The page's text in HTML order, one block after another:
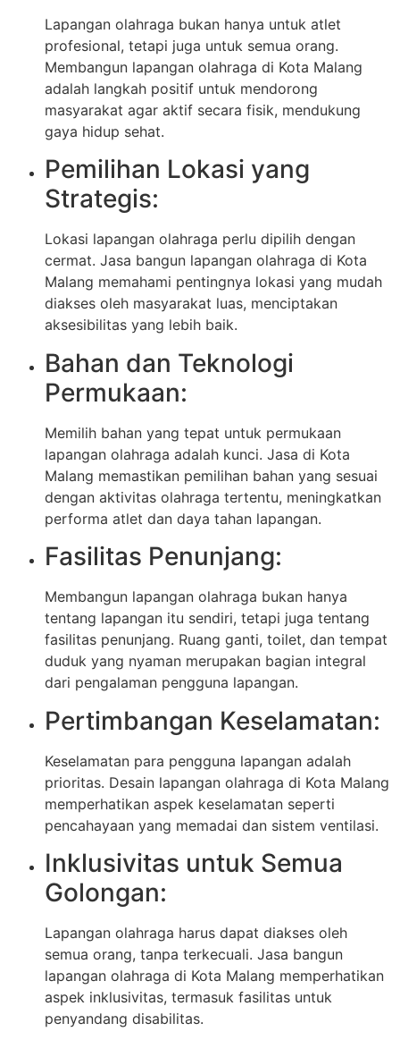
Lapangan olahraga bukan hanya untuk atlet
profesional, tetapi juga untuk semua orang.
Membangun lapangan olahraga di Kota Malang
adalah langkah positif untuk mendorong
masyarakat agar aktif secara fisik, mendukung
gaya hidup sehat.
Pemilihan Lokasi yang
Strategis:
Lokasi lapangan olahraga perlu dipilih dengan
cermat. Jasa bangun lapangan olahraga di Kota
Malang memahami pentingnya lokasi yang mudah
diakses oleh masyarakat luas, menciptakan
aksesibilitas yang lebih baik.
Bahan dan Teknologi
Permukaan:
Memilih bahan yang tepat untuk permukaan
lapangan olahraga adalah kunci. Jasa di Kota
Malang memastikan pemilihan bahan yang sesuai
dengan aktivitas olahraga tertentu, meningkatkan
performa atlet dan daya tahan lapangan.
Fasilitas Penunjang:
Membangun lapangan olahraga bukan hanya
tentang lapangan itu sendiri, tetapi juga tentang
fasilitas penunjang. Ruang ganti, toilet, dan tempat
duduk yang nyaman merupakan bagian integral
dari pengalaman pengguna lapangan.
Pertimbangan Keselamatan:
Keselamatan para pengguna lapangan adalah
prioritas. Desain lapangan olahraga di Kota Malang
memperhatikan aspek keselamatan seperti
pencahayaan yang memadai dan sistem ventilasi.
Inklusivitas untuk Semua
Golongan:
Lapangan olahraga harus dapat diakses oleh
semua orang, tanpa terkecuali. Jasa bangun
lapangan olahraga di Kota Malang memperhatikan
aspek inklusivitas, termasuk fasilitas untuk
penyandang disabilitas.